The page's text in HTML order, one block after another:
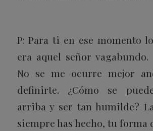
P: Para ti en ese momento
era aquel señor vagabundo.
No se me ocurre mejor
definirte. ¿Cómo se
arriba y ser tan humilde?
siempre has hecho, tu forma